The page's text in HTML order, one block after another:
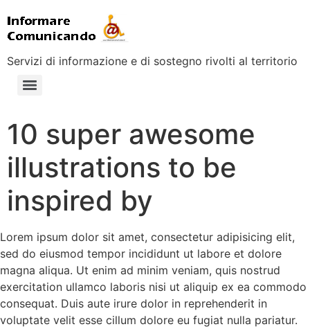
Servizi di informazione e di sostegno rivolti al territorio
10 super awesome
illustrations to be
inspired by
Lorem ipsum dolor sit amet, consectetur adipisicing elit,
sed do eiusmod tempor incididunt ut labore et dolore
magna aliqua. Ut enim ad minim veniam, quis nostrud
exercitation ullamco laboris nisi ut aliquip ex ea commodo
consequat. Duis aute irure dolor in reprehenderit in
voluptate velit esse cillum dolore eu fugiat nulla pariatur.